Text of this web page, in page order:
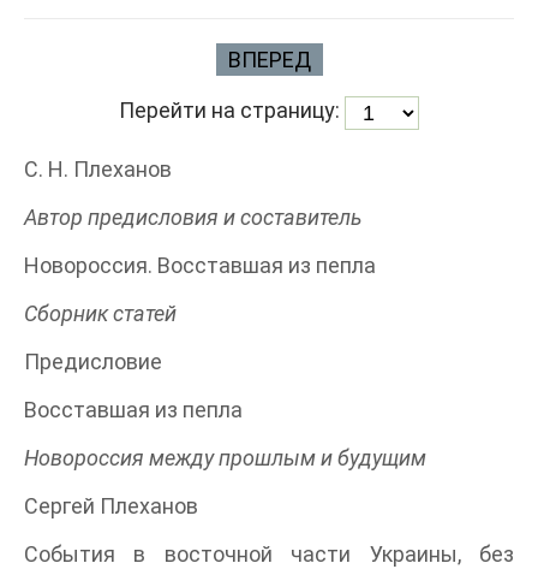
ВПЕРЕД
Перейти на страницу:
С. Н. Плеханов
Автор предисловия и составитель
Новороссия. Восставшая из пепла
Сборник статей
Предисловие
Восставшая из пепла
Новороссия между прошлым и будущим
Сергей Плеханов
События в восточной части Украины, без